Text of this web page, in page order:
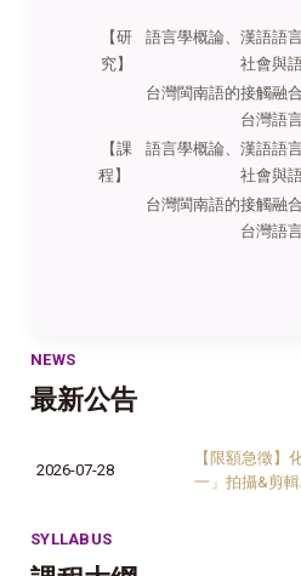
【研
究】
語言學概論、漢語語
社會與
台灣閩南語的接觸融
台灣語
【課
程】
語言學概論、漢語語
社會與
台灣閩南語的接觸融
台灣語
NEWS
最新公告
2026-07-28
【限額急徵】
一」拍攝&剪
SYLLABUS